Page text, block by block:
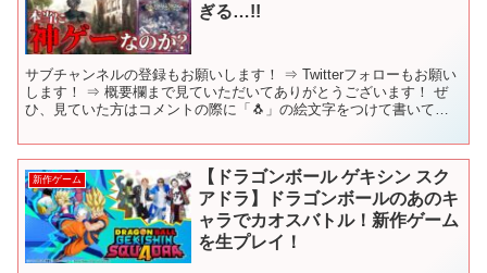
ぎる…!!
サブチャンネルの登録もお願いします！ ⇒ Twitterフォローもお願い
します！ ⇒ 概要欄まで見ていただいてありがとうございます！ ぜ
ひ、見ていた方はコメントの際に「🐧」の絵文字をつけて書いてい
新作ゲーム
【ドラゴンボール ゲキシン スク
アドラ】ドラゴンボールのあのキ
ャラでカオスバトル！新作ゲーム
を生プレイ！